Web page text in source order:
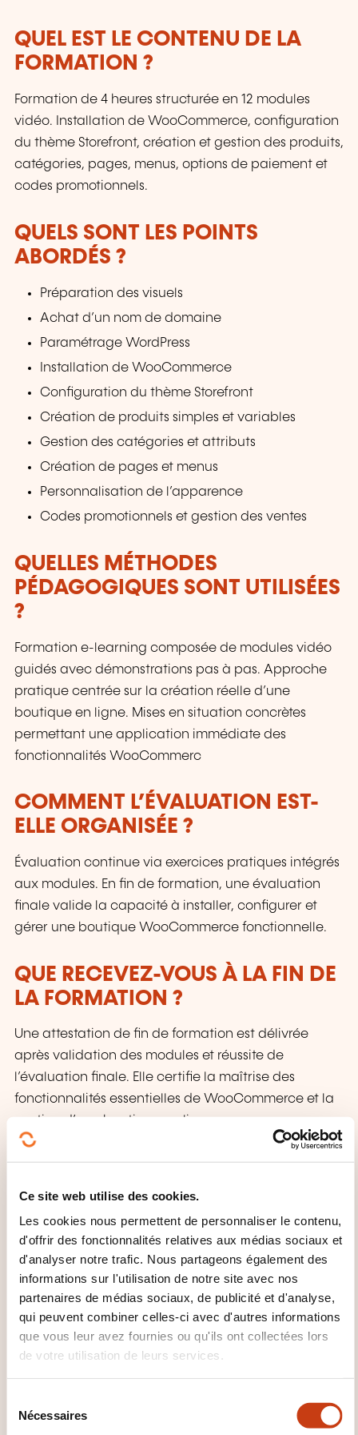
Ce site web utilise des cookies.
Les cookies nous permettent de personnaliser le contenu,
d'offrir des fonctionnalités relatives aux médias sociaux et
d'analyser notre trafic. Nous partageons également des
informations sur l'utilisation de notre site avec nos
partenaires de médias sociaux, de publicité et d'analyse,
qui peuvent combiner celles-ci avec d'autres informations
que vous leur avez fournies ou qu'ils ont collectées lors
de votre utilisation de leurs services.
Nécessaires
QUEL EST LE CONTENU DE LA
FORMATION ?
Formation de 4 heures structurée en 12 modules
vidéo. Installation de WooCommerce, configuration
du thème Storefront, création et gestion des produits,
catégories, pages, menus, options de paiement et
codes promotionnels.
QUELS SONT LES POINTS
ABORDÉS ?
Préparation des visuels
Achat d’un nom de domaine
Paramétrage WordPress
Installation de WooCommerce
Configuration du thème Storefront
Création de produits simples et variables
Gestion des catégories et attributs
Création de pages et menus
Personnalisation de l’apparence
Codes promotionnels et gestion des ventes
QUELLES MÉTHODES
PÉDAGOGIQUES SONT UTILISÉES
?
Formation e-learning composée de modules vidéo
guidés avec démonstrations pas à pas. Approche
pratique centrée sur la création réelle d’une
boutique en ligne. Mises en situation concrètes
permettant une application immédiate des
fonctionnalités WooCommerc
COMMENT L’ÉVALUATION EST-
ELLE ORGANISÉE ?
Évaluation continue via exercices pratiques intégrés
aux modules. En fin de formation, une évaluation
finale valide la capacité à installer, configurer et
gérer une boutique WooCommerce fonctionnelle.
QUE RECEVEZ-VOUS À LA FIN DE
LA FORMATION ?
Une attestation de fin de formation est délivrée
après validation des modules et réussite de
l’évaluation finale. Elle certifie la maîtrise des
fonctionnalités essentielles de WooCommerce et la
gestion d’une boutique en ligne.
QUEL SUPPORT DE COURS EST
FOURNI ?
Supports numériques accessibles en ligne via
plateforme e-learning. Modules vidéo conformes
HTML5 et norme SCORM, accessibles sur différents
supports.
MODE D'ORGANISATION
Parcours structuré permettant la création complète